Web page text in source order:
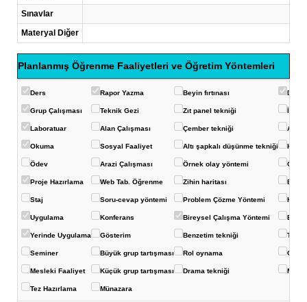
Sınavlar
Materyal Diğer
Planlanmış Öğrenme Faaliyetleri ve Öğretim Yöntemleri
Ders Rapor Yazma Beyin fırtınası
Grup Çalışması Teknik Gezi Zıt panel tekniği
Laboratuar Alan Çalışması Çember tekniği
Okuma Sosyal Faaliyet Altı şapkalı düşünme tekniği
Ödev Arazi Çalışması Örnek olay yöntemi
Proje Hazırlama Web Tab. Öğrenme Zihin haritası Balık
Staj Soru-cevap yöntemi Problem Çözme Yöntemi
Uygulama Konferans Bireysel Çalışma Yöntemi
Yerinde Uygulama Gösterim Benzetim tekniği Ters-
Seminer Büyük grup tartışması Rol oynama
Mesleki Faaliyet Küçük grup tartışması Drama tekniği
Tez Hazırlama Münazara